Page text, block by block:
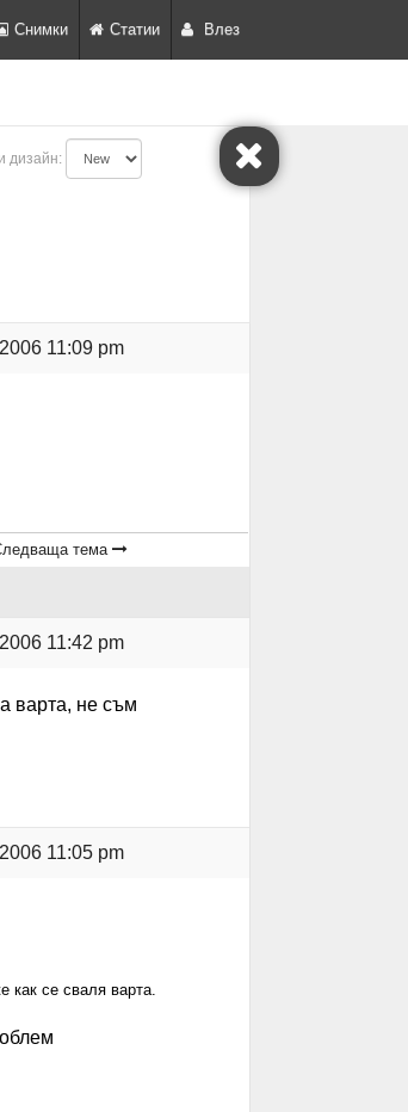
Снимки Статии Влез
дизайн:
11:09 pm
тема
11:42 pm
варта, не съм
11:05 pm
как се сваля варта.